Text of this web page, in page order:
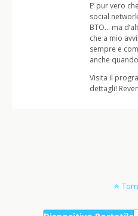
E’ pur vero
social
BTO… ma
che a mio
sempre e
anche
Visita il
dettagli!